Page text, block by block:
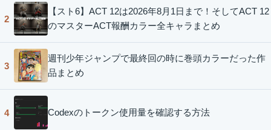
2
【スト6】ACT 12は2026年8月1日まで！そしてACT 12
のマスターACT報酬カラー全キャラまとめ
3
週刊少年ジャンプで最終回の時に巻頭カラーだった作
品まとめ
4 Codexのトークン使用量を確認する方法